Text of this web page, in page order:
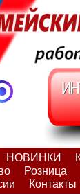
НОВИНКИ
Розница
Контакты